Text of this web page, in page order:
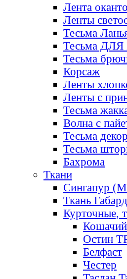
Лента
Ленты
Тесьма
Тесьма
Тесьма
Корсаж
Ленты
Ленты с
Тесьма
Волна с
Тесьма
Тесьма
Бахрома
Ткани
Сингапур
Ткань
Курточные,
Кошачий
Остин
Белфаст
Честер